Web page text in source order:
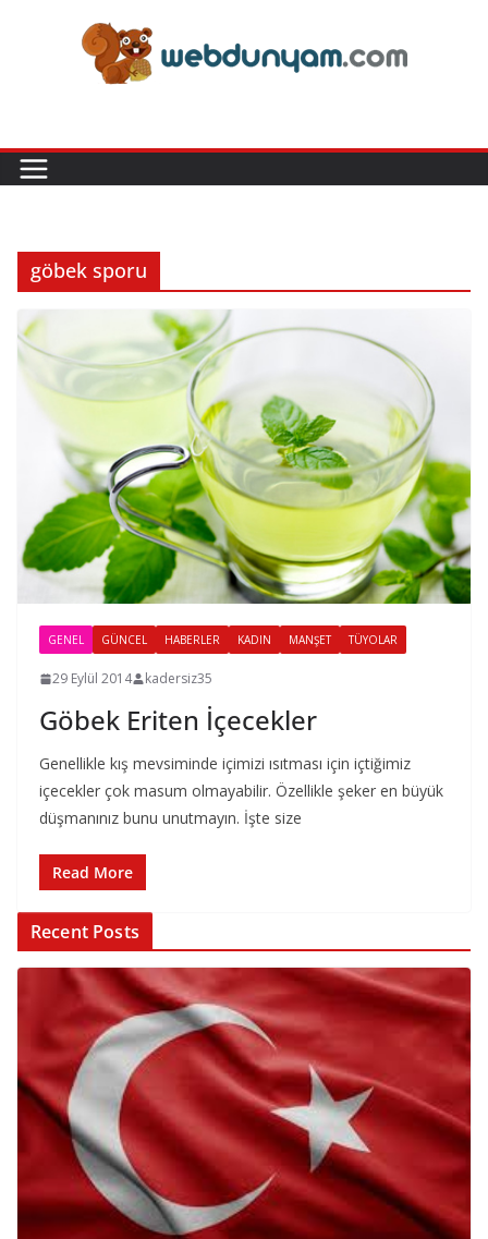
göbek sporu
GENEL GÜNCEL HABERLER KADIN MANŞET TÜYOLAR
29 Eylül 2014 kadersiz35
Göbek Eriten İçecekler
Genellikle kış mevsiminde içimizi ısıtması için içtiğimiz
içecekler çok masum olmayabilir. Özellikle şeker en büyük
düşmanınız bunu unutmayın. İşte size
Read More
Recent Posts